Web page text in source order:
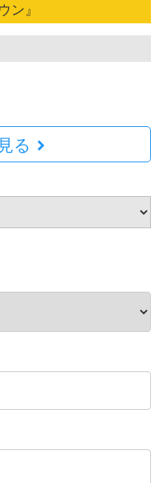
ン』
る